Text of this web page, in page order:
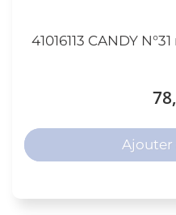
41016113 CANDY
Ajouter